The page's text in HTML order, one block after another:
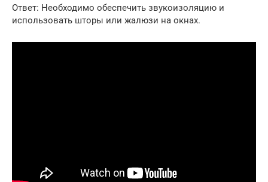
Ответ: Необходимо обеспечить звукоизоляцию и
использовать шторы или жалюзи на окнах.